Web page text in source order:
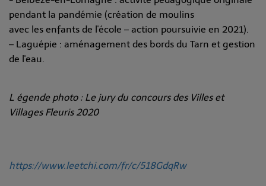
pendant la pandémie (création de moulins
avec les enfants de l'école – action poursuivie en 2021).
– Laguépie : aménagement des bords du Tarn et gestion
de l'eau.
L égende photo : Le jury du concours des Villes et
Villages Fleuris 2020
https://www.leetchi.com/fr/c/518GdqRw